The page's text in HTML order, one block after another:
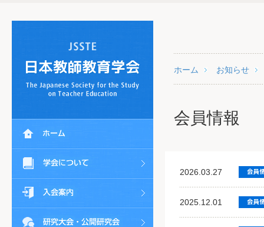
ホーム お知らせ
会員情報
2026.03.27
2025.12.01